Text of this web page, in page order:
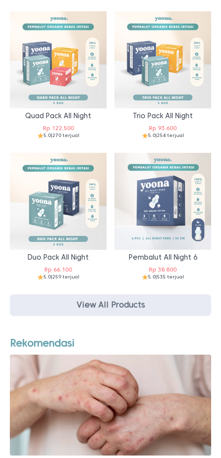
Quad Pack All Night
Rp122.500
5.0|270 terjual
Trio Pack All Night
Rp 93.600
5.0|254 terjual
Duo Pack All Night
Rp 66.100
5.0|259 terjual
Pembalut All Night 6
Rp 38.800
5.0|535 terjual
View All Products
Rekomendasi